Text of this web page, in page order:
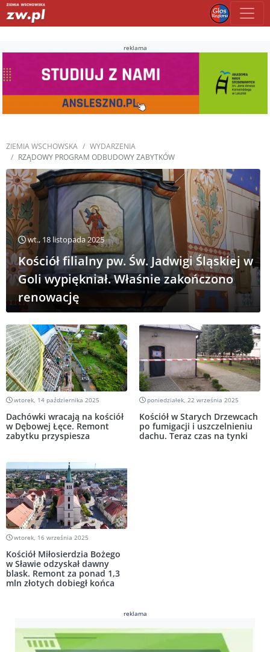
reklama
ZIEMIA WSCHOWSKA
WYDARZENIA
RZĄDOWY PROGRAM ODBUDOWY ZABYTKÓW
wt., 18 listopada 2025
Kościół filialny pw. Św. Jadwigi Śląskiej w
Goli wypiękniał. Właśnie zakończono
renowację
wtorek, 14 października 2025
Dachówki wracają na kościół
w Dębowej Łęce. Remont
zabytku przyspiesza
poniedziałek, 22 września 2025
Kościół w Starych Drzewcach
po fumigacji i uszczelnieniu
dachu. Teraz czas na tynki
wtorek, 16 września 2025
Kościół Miłosierdzia Bożego
w Sławie odzyskał dawny
blask. Remont za ponad 1,3
mln złotych dobiegł końca
reklama